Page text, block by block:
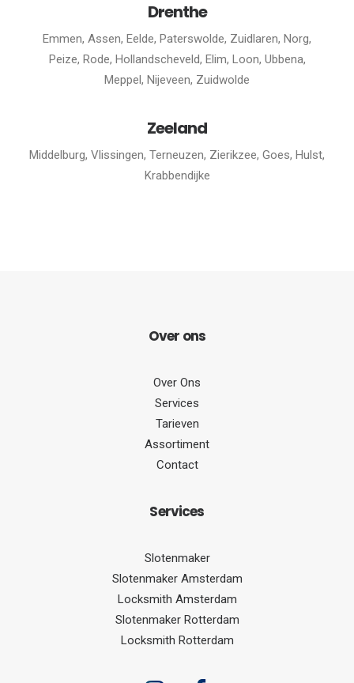
Drenthe
Emmen, Assen, Eelde, Paterswolde, Zuidlaren, Norg,
Peize, Rode, Hollandscheveld, Elim, Loon, Ubbena,
Meppel, Nijeveen, Zuidwolde
Zeeland
Middelburg, Vlissingen, Terneuzen, Zierikzee, Goes, Hulst,
Krabbendijke
Over ons
Over Ons
Services
Tarieven
Assortiment
Contact
Services
Slotenmaker
Slotenmaker Amsterdam
Locksmith Amsterdam
Slotenmaker Rotterdam
Locksmith Rotterdam